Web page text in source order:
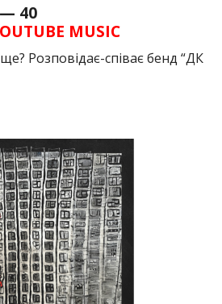
40
MUSIC
Розповідає-співає бенд “ДК